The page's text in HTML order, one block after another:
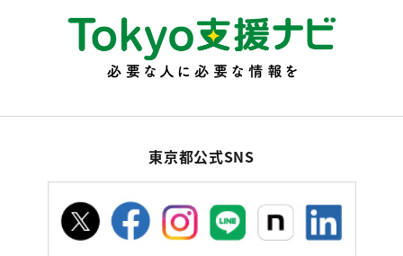
東京都公式SNS